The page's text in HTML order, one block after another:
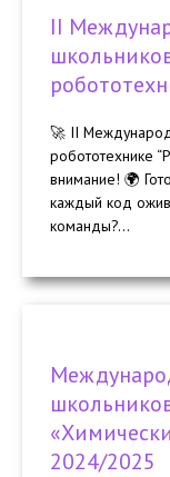
II
🚀 II
робототехнике
внимание! 🌍
каждый код
команды?...
2024/2025